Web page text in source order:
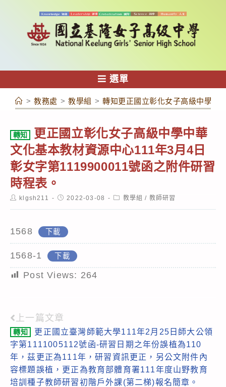
容
選單
> 教務處 > 教學組 > 轉知更正國立彰化女子高級中學中
轉知
更正國立彰化女子高級中學中華
文化基本教材資源中心111年3月4日
彰女字第1119900011號函之附件研習
時程表。
Postklgsh211
Post2022-03-08
Post教學組 / 教師研習
1568 下載
1568-1 下載
Post Views: 264
Read
more
articles
上一篇文章
轉知
更正國立臺灣師範大學111年2月25日師大公領
字第1111005112號函-研習日期之年份誤植為110
年，茲更正為111年，研習資訊更正，另公文附件內
容標題誤植，更正為教育部體育署111年度山野教育
培訓種子教師研習初階戶外課(第二梯)報名簡章。